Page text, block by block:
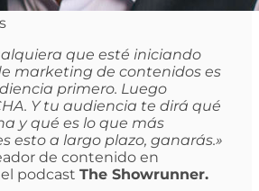
que esté iniciando
marketing de contenidos es
primero. Luego
Y tu audiencia te dirá qué
y qué es lo que más
esto a largo plazo, ganarás.»
de contenido en
podcast The Showrunner.